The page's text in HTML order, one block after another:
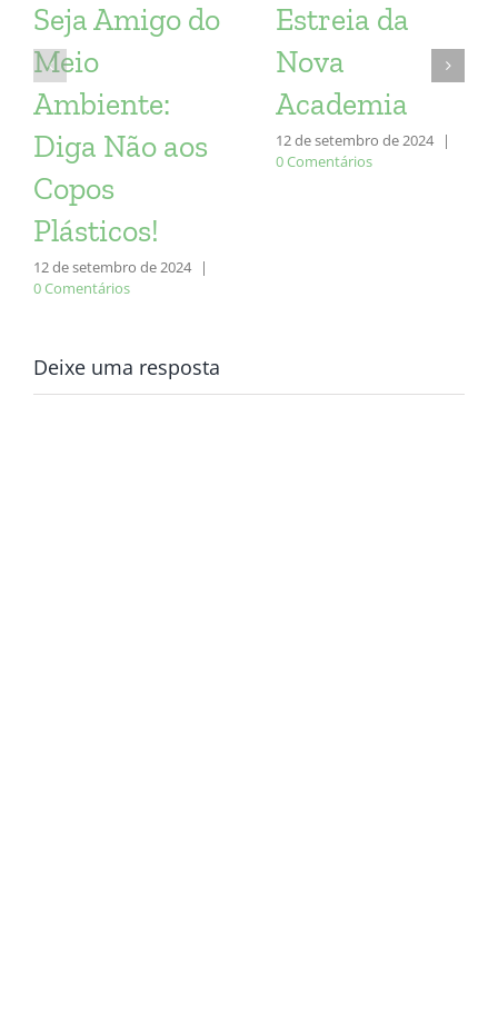
Seja Amigo do
Meio
Ambiente:
Diga Não aos
Copos
Plásticos!
12 de setembro de 2024
|
0 Comentários
Estreia da
Nova
Academia
12 de setembro de 2024
|
0 Comentários
Deixe uma resposta